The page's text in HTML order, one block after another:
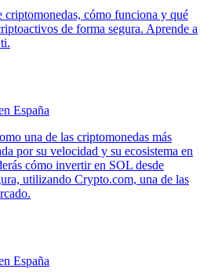
criptomonedas, cómo funciona y qué
de forma segura. Aprende a
España
una de las criptomonedas más
por su velocidad y su ecosistema en
cómo invertir en SOL desde
utilizando Crypto.com, una de las
España